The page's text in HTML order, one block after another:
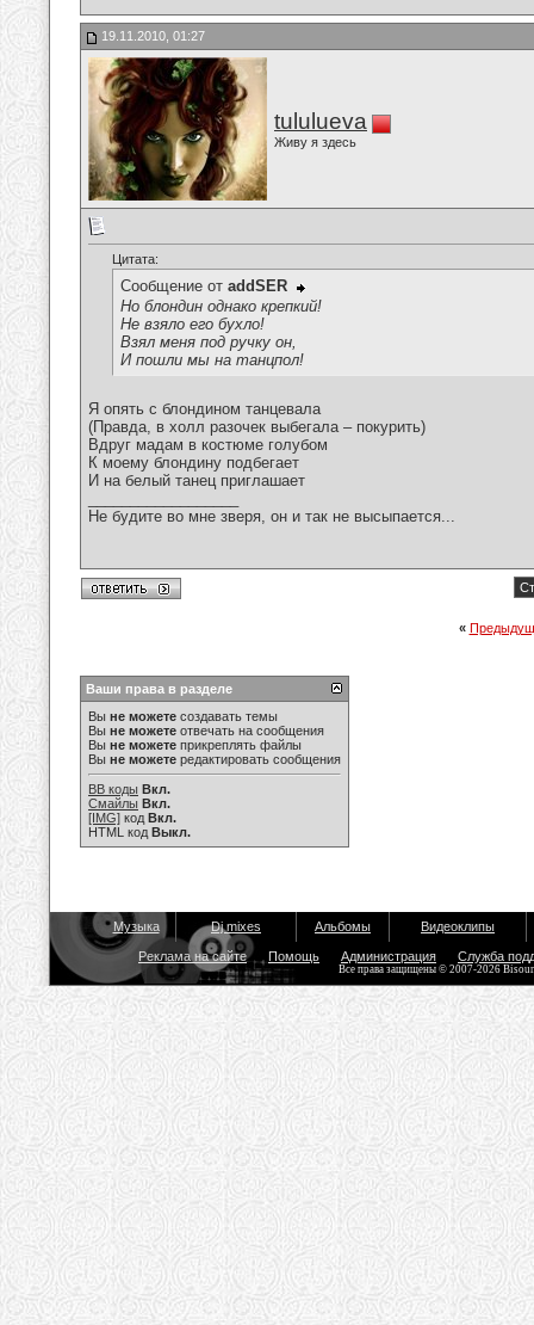
19.11.2010, 01:27
tululueva
Живу я здесь
Цитата:
Сообщение от addSER
Но блондин однако крепкий!
Не взяло его бухло!
Взял меня под ручку он,
И пошли мы на танцпол!
Я опять с блондином танцевала
(Правда, в холл разочек выбегала – покурить)
Вдруг мадам в костюме голубом
К моему блондину подбегает
И на белый танец приглашает
Не будите во мне зверя, он и так не высыпается...
«
Ваши права в разделе
Вы не можете создавать темы
Вы не можете отвечать на сообщения
Вы не можете прикреплять файлы
Вы не можете редактировать сообщения
BB коды Вкл.
Смайлы Вкл.
[IMG] код Вкл.
HTML код Выкл.
Музыка Dj mixes Альбомы Видеоклипы
Реклама на сайте Помощь Администрация Служба
Все права защищены © 2007-2026